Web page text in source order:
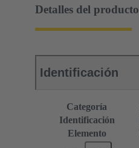
Detalles del producto
Identificación
Categoría
Identificación
Elemento